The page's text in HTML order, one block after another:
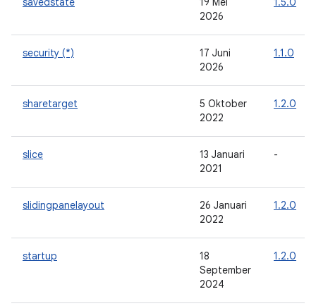
2026
security (*)
17 Juni
2026
1.1.0
sharetarget
5 Oktober
2022
1.2.0
slice
13 Januari
2021
-
slidingpanelayout
26 Januari
2022
1.2.0
startup
18
September
2024
1.2.0